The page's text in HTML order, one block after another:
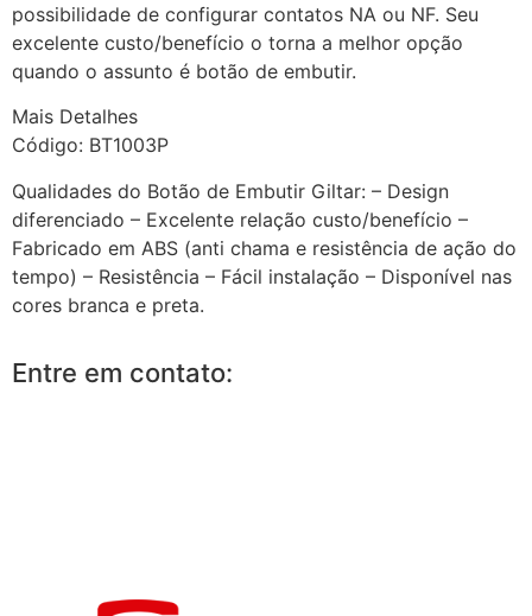
possibilidade de configurar contatos NA ou NF. Seu
excelente custo/benefício o torna a melhor opção
quando o assunto é botão de embutir.
Mais Detalhes
Código: BT1003P
Qualidades do Botão de Embutir Giltar: – Design
diferenciado – Excelente relação custo/benefício –
Fabricado em ABS (anti chama e resistência de ação do
tempo) – Resistência – Fácil instalação – Disponível nas
cores branca e preta.
Entre em contato: